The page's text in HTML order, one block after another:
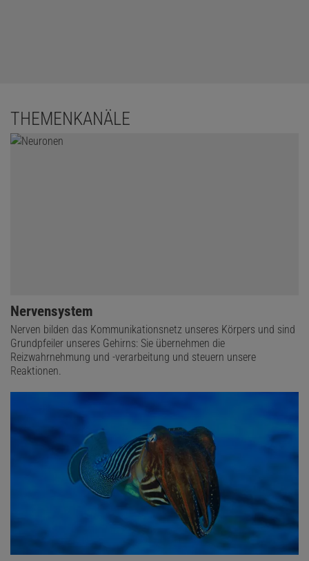
THEMENKANÄLE
Nervensystem
Nerven bilden das Kommunikationsnetz unseres Körpers und sind
Grundpfeiler unseres Gehirns: Sie übernehmen die
Reizwahrnehmung und -verarbeitung und steuern unsere
Reaktionen.